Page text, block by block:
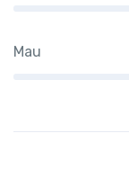
Mau